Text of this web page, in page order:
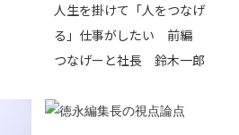
人生を掛けて「人をつなげ
る」仕事がしたい 前編
つなげーと社長 鈴木一郎